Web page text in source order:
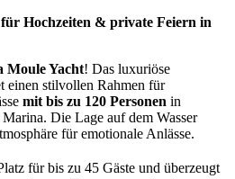
Hochzeiten & private Feiern in
Moule Yacht! Das luxuriöse
einen stilvollen Rahmen für
mit bis zu 120 Personen in
Die Lage auf dem Wasser
für emotionale Anlässe.
für bis zu 45 Gäste und überzeugt